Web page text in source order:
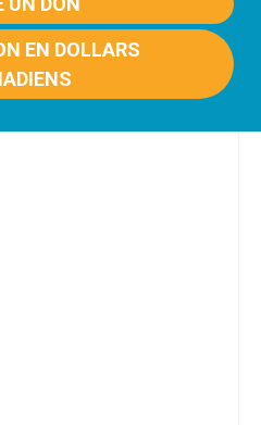
EN DOLLARS